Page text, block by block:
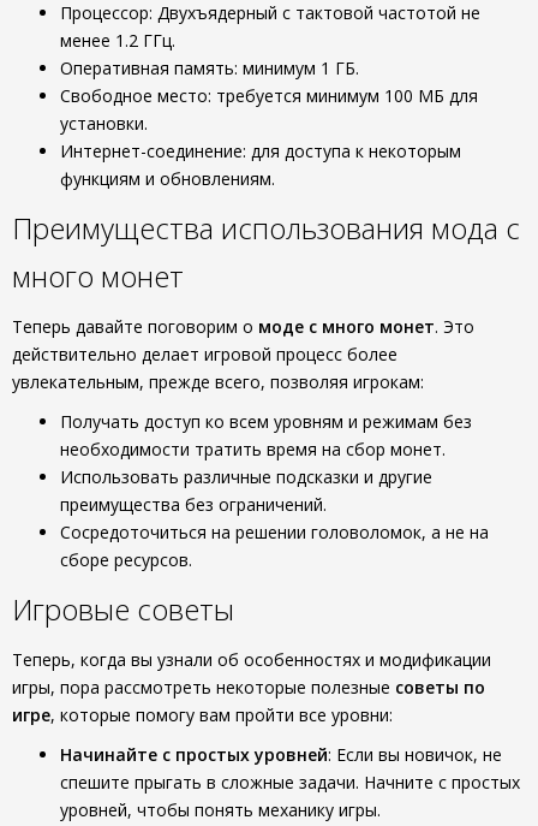
Процессор: Двухъядерный с тактовой частотой не
менее 1.2 ГГц.
Оперативная память: минимум 1 ГБ.
Свободное место: требуется минимум 100 МБ для
установки.
Интернет-соединение: для доступа к некоторым
функциям и обновлениям.
Преимущества использования мода с
много монет
Теперь давайте поговорим о моде с много монет. Это
действительно делает игровой процесс более
увлекательным, прежде всего, позволяя игрокам:
Получать доступ ко всем уровням и режимам без
необходимости тратить время на сбор монет.
Использовать различные подсказки и другие
преимущества без ограничений.
Сосредоточиться на решении головоломок, а не на
сборе ресурсов.
Игровые советы
Теперь, когда вы узнали об особенностях и модификации
игры, пора рассмотреть некоторые полезные советы по
игре, которые помогу вам пройти все уровни:
Начинайте с простых уровней: Если вы новичок, не
спешите прыгать в сложные задачи. Начните с простых
уровней, чтобы понять механику игры.